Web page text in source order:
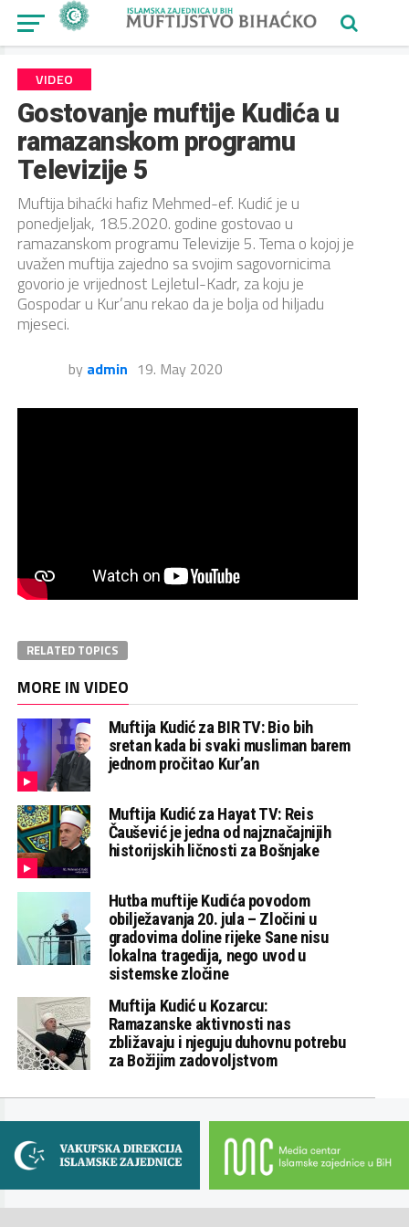
VIDEO
Gostovanje muftije Kudića u
ramazanskom programu
Televizije 5
Muftija bihaćki hafiz Mehmed-ef. Kudić je u
ponedjeljak, 18.5.2020. godine gostovao u
ramazanskom programu Televizije 5. Tema o kojoj je
uvažen muftija zajedno sa svojim sagovornicima
govorio je vrijednost Lejletul-Kadr, za koju je
Gospodar u Kur’anu rekao da je bolja od hiljadu
mjeseci.
by admin 19. May 2020
RELATED TOPICS
MORE IN VIDEO
Muftija Kudić za BIR TV: Bio bih
sretan kada bi svaki musliman barem
jednom pročitao Kur’an
Muftija Kudić za Hayat TV: Reis
Čaušević je jedna od najznačajnijih
historijskih ličnosti za Bošnjake
Hutba muftije Kudića povodom
obilježavanja 20. jula – Zločini u
gradovima doline rijeke Sane nisu
lokalna tragedija, nego uvod u
sistemske zločine
Muftija Kudić u Kozarcu:
Ramazanske aktivnosti nas
zbližavaju i njeguju duhovnu potrebu
za Božijim zadovoljstvom